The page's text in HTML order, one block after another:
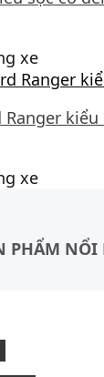
xe
xe
PHẨM NỔI